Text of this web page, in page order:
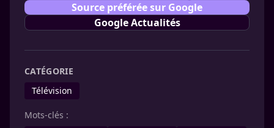
Source préférée sur Google
Google Actualités
CATÉGORIE
Télévision
Mots-clés :